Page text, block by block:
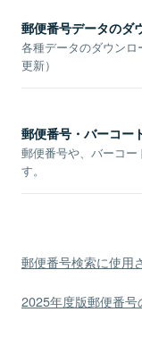
郵便番号データのダ
各種データのダウンロ
更新）
郵便番号・バーコー
郵便番号や、バーコー
す。
郵便番号検索に使用
2025年度版郵便番号